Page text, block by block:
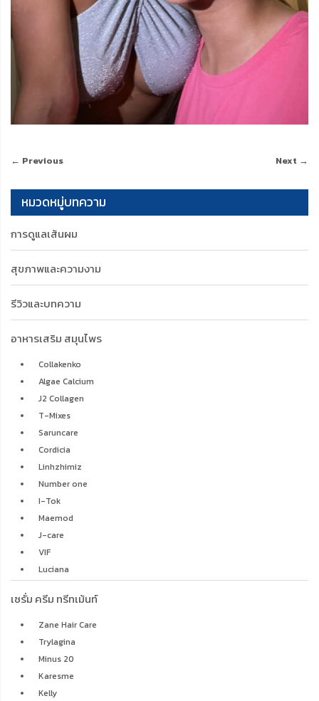
← Previous Next →
หมวดหมู่บทความ
การดูแลเส้นผม
สุขภาพและความงาม
รีวิวและบทความ
อาหารเสริม สมุนไพร
Collakenko
Algae Calcium
J2 Collagen
T-Mixes
Saruncare
Cordicia
Linhzhimiz
Number one
I-Tok
Maemod
J-care
VIF
Luciana
เซรั่ม ครีม ทรีทเม้นท์
Zane Hair Care
Trylagina
Minus 20
Karesme
Kelly